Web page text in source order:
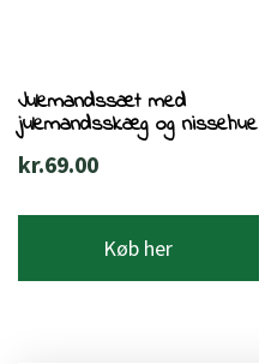
Julemandssæt med
julemandsskæg og nissehue
kr.69.00
Køb her